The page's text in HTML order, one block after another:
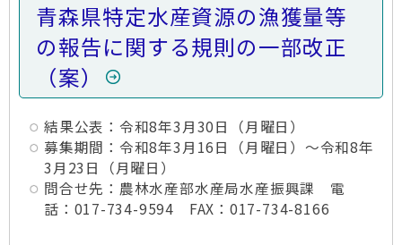
青森県特定水産資源の漁獲量等
の報告に関する規則の一部改正
（案）
結果公表：令和8年3月30日（月曜日）
募集期間：令和8年3月16日（月曜日）～令和8年
3月23日（月曜日）
問合せ先：農林水産部水産局水産振興課 電
話：017-734-9594 FAX：017-734-8166